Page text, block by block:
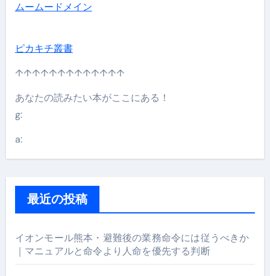
ムームードメイン
ピカキチ叢書
↑↑↑↑↑↑↑↑↑↑↑↑↑
あなたの読みたい本がここにある！
g:
a:
最近の投稿
イオンモール熊本・避難後の業務命令には従うべきか
｜マニュアルと命令より人命を優先する判断